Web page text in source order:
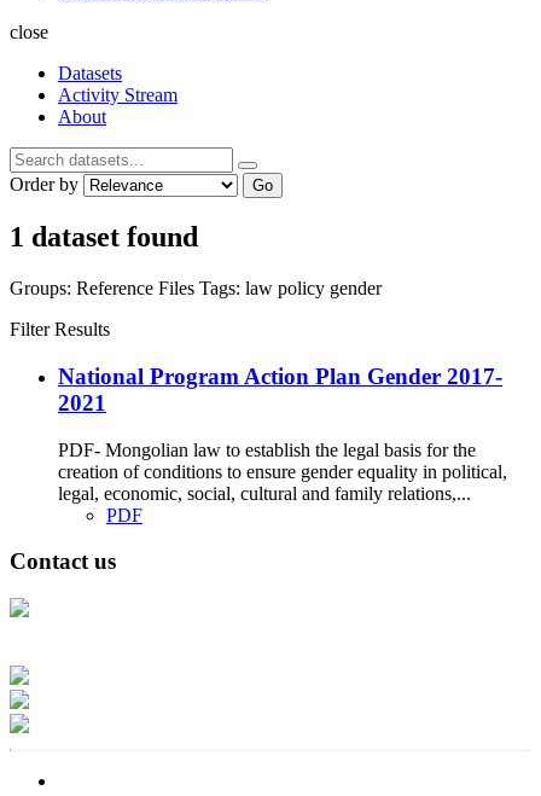
close
Datasets
Activity Stream
About
Order by Go
1 dataset found
Groups: Reference Files Tags: law policy gender
Filter Results
National Program Action Plan Gender 2017-
2021
PDF- Mongolian law to establish the legal basis for the
creation of conditions to ensure gender equality in political,
legal, economic, social, cultural and family relations,...
PDF
Contact us